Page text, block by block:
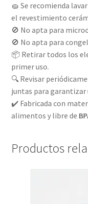
🧽 Se recomienda
el revestimiento
🚫 No apta para
🚫 No apta para
📦 Retirar todos los
primer uso.
🔍 Revisar
juntas para
✔️ Fabricada con
alimentos y libre de
Productos